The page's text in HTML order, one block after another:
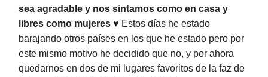
sea agradable y nos sintamos como en casa y
libres como mujeres ♥ Estos días he estado
barajando otros países en los que he estado pero por
este mismo motivo he decidido que no, y por ahora
quedarnos en dos de mi lugares favoritos de la faz de